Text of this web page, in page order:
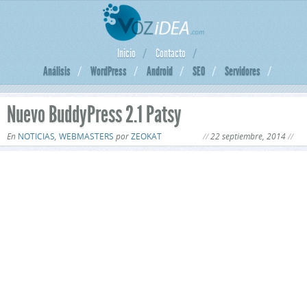
Inicio
Contacto
Análisis
WordPress Android SEO Servidores
Nuevo BuddyPress 2.1 Patsy
En NOTICIAS, WEBMASTERS porZEOKAT 22 septiembre, 2014